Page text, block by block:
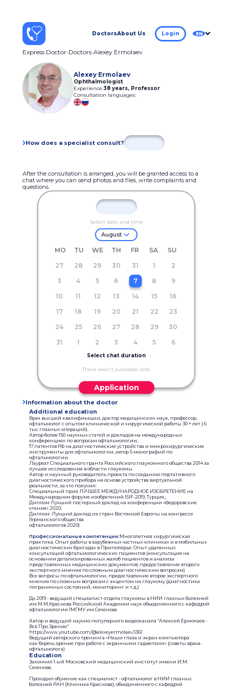
DoctorsAbout Us Login EN
Express Doctor Doctors Alexey Ermolaev
Alexey Ermolaev
Ophthalmologist
Experience:38 years, Professor
Consultation languages:
How does a specialist consult?
After the consultation is arranged, you will be granted access to a
chat where you can send photos and files, write complaints and
questions.
Select date and time
August
MO TU WE TH FR SA
SU
27
28 29 30 31 1
2
3
4 5 6 7 8
9
10
11 12 13 14 15
16
17
18 19 20 21 22
23
24
25 26 27 28 29
30
31
1 2 3 4 5 6
Select chat duration
There aren't available slots
Application
Information about the doctor
Additional education
Врач высшей квалификации, доктор медицинских наук, профессор,
офтальмолог с опытом клинической и хирургической работы 30 + лет ( 6
тыс глазных операций).
Автор более 150 научных статей и докладов на международных
конференциях по вопросам офтальмологии,
17 патентов РФ на диагностические устройства и микрохирургические
инструменты для офтальмологии, автор 5 монографий по
офтальмологии.
Лауреат Специального гранта Российского глаукомного общества 2014 за
лучшее исследование в области глаукомы.
Автор и научный руководитель проекта по созданию портативного
диагностического прибора на основе устройства виртуальной
реальности, за что получил:
Специальный приз ЛУЧШЕЕ МЕЖДУНАРОДНОЕ ИЗОБРЕТЕНИЕ на
Международном форуме изобретений ISIF-2019, Турция,;
Диплом Лучший постерный доклад на конференции «Федоровские
чтения» 2020;
Диплом: Лучший доклад из стран Восточной Европы на конгрессе
Германского общества
офтальмологов 2020)
Профессиональные компетенции:Многолетняя хирургическая
практика. Опыт работы в зарубежных частных клиниках и в мобильных
диагностических бригадах в Приполярье. Опыт удаленных
консультаций офтальмологических пациентов (консультация на
основании детализированных жалоб пациентов и анализа
представленных медицинских документов; предоставление второго
экспертного мнения по сложным диагностическим вопросам)
Все вопросы по офтальмологии, предоставление второе экспертного
мнения по сложным вопросам с акцентом на глаукому (диагностика
пограничных состояний, мониторинг и т.д.)
До 2019 - ведущий специалист отдела глаукомы в НИИ глазных болезней
им.М.М.Краснова Российской Академии наук объединенного с кафедрой
офтальмологии 1МГМУ им.Сеченова
Автор и ведущий научно-популярного видеоканала “Алексей Ермолаев -
Всё Про Зрение”
https://www.youtube.com/@alexeyermolaev3361
Ведущий авторского тренинга «Наши глаза и экран компьютера: ​
как беречь зрение при работе с экранными гаджетами»​ (советы врача-
офтальмолога)
Education
Закончил 1-ый Московский медицинский институт имени И.М.
Сеченова.
Проходил обучение как специалист - офтальмолог в НИИ глазных
болезней РАН (Клиника Краснова), объединенного с кафедрой